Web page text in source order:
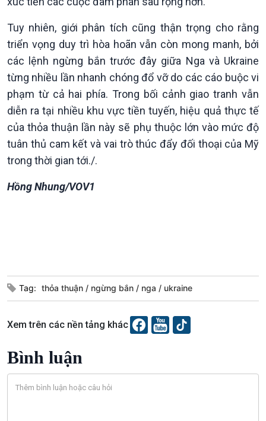
Văn hoá & Du lịch
Tin Văn hoá & Du lịch
Chát với người nổi tiếng
Câu chuyện Thể thao
Multimedia
Ảnh
Video
Infographic
E-Magazine
Góc nhìn VOV1
Bình luận
Dòng chảy sự kiện
Tuy nhiên, giới phân tích cũng thận trọng cho rằng
triển vọng duy trì hòa hoãn vẫn còn mong manh, bởi
các lệnh ngừng bắn trước đây giữa Nga và Ukraine
từng nhiều lần nhanh chóng đổ vỡ do các cáo buộc vi
phạm từ cả hai phía. Trong bối cảnh giao tranh vẫn
diễn ra tại nhiều khu vực tiền tuyến, hiệu quả thực tế
của thỏa thuận lần này sẽ phụ thuộc lớn vào mức độ
tuân thủ cam kết và vai trò thúc đẩy đối thoại của Mỹ
trong thời gian tới./.
Hồng Nhung/VOV1
Tag: thỏa thuận ngừng bắn nga ukraine
Xem trên các nền tảng khác
Bình luận